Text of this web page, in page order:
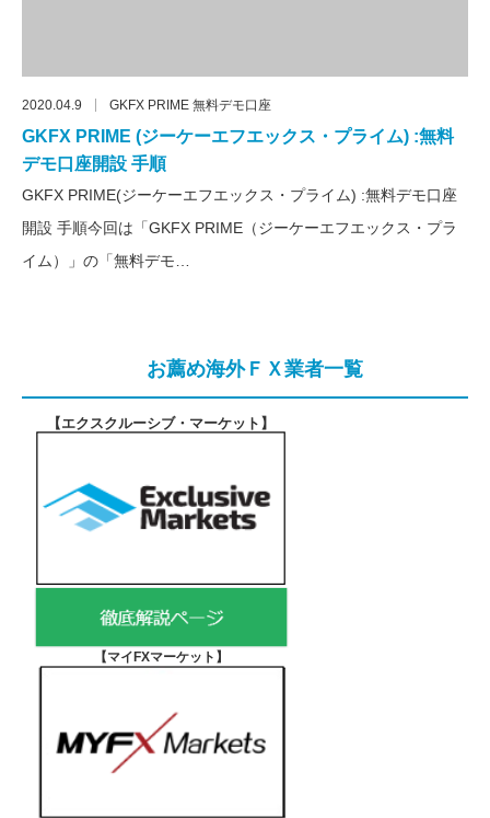
2020.04.9 GKFX PRIME 無料デモ口座
GKFX PRIME (ジーケーエフエックス・プライム) :無料
デモ口座開設 手順
GKFX PRIME(ジーケーエフエックス・プライム) :無料デモ口座
開設 手順今回は「GKFX PRIME（ジーケーエフエックス・プラ
イム）」の「無料デモ…
お薦め海外ＦＸ業者一覧
【エクスクルーシブ・マーケット 】
【マイFXマーケット 】